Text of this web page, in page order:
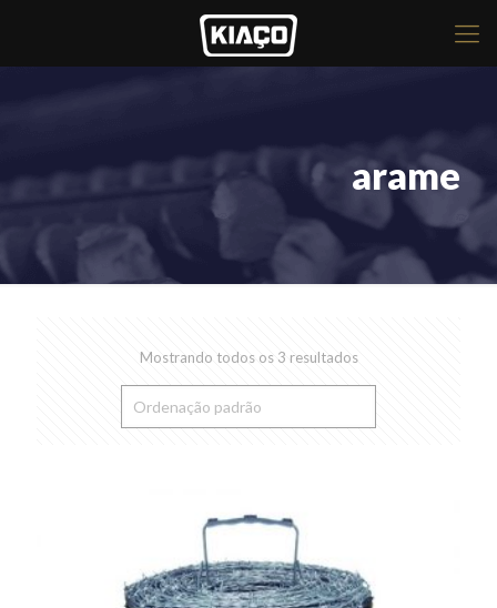
arame
Mostrando todos os 3 resultados